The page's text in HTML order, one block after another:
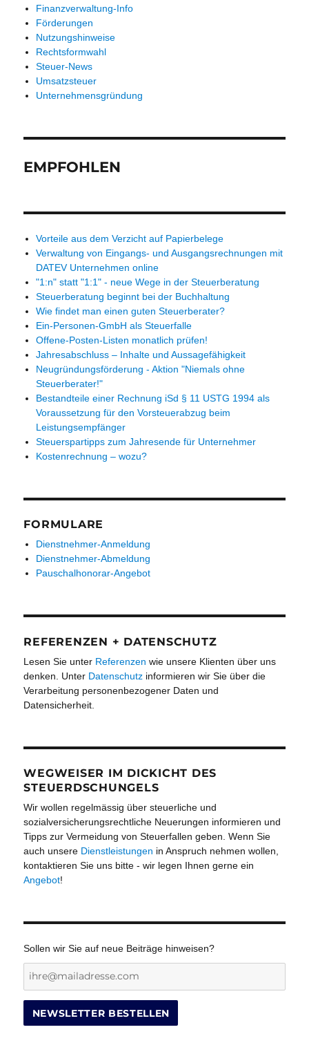
Finanzverwaltung-Info
Förderungen
Nutzungshinweise
Rechtsformwahl
Steuer-News
Umsatzsteuer
Unternehmensgründung
EMPFOHLEN
Vorteile aus dem Verzicht auf Papierbelege
Verwaltung von Eingangs- und Ausgangsrechnungen mit
DATEV Unternehmen online
"1:n" statt "1:1" - neue Wege in der Steuerberatung
Steuerberatung beginnt bei der Buchhaltung
Wie findet man einen guten Steuerberater?
Ein-Personen-GmbH als Steuerfalle
Offene-Posten-Listen monatlich prüfen!
Jahresabschluss – Inhalte und Aussagefähigkeit
Neugründungsförderung - Aktion "Niemals ohne
Steuerberater!"
Bestandteile einer Rechnung iSd § 11 USTG 1994 als
Voraussetzung für den Vorsteuerabzug beim
Leistungsempfänger
Steuerspartipps zum Jahresende für Unternehmer
Kostenrechnung – wozu?
FORMULARE
Dienstnehmer-Anmeldung
Dienstnehmer-Abmeldung
Pauschalhonorar-Angebot
REFERENZEN + DATENSCHUTZ
Lesen Sie unter Referenzen wie unsere Klienten über uns
denken. Unter Datenschutz informieren wir Sie über die
Verarbeitung personenbezogener Daten und
Datensicherheit.
WEGWEISER IM DICKICHT DES
STEUERDSCHUNGELS
Wir wollen regelmässig über steuerliche und
sozialversicherungsrechtliche Neuerungen informieren und
Tipps zur Vermeidung von Steuerfallen geben. Wenn Sie
auch unsere Dienstleistungen in Anspruch nehmen wollen,
kontaktieren Sie uns bitte - wir legen Ihnen gerne ein
Angebot!
Sollen wir Sie auf neue Beiträge hinweisen?